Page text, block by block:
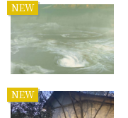
NEW
NEW